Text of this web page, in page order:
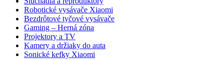
Robotické vysávače Xiaomi
Bezdrôtové tyčové vysávače
Gaming – Herná zóna
Projektory a TV
Kamery a držiaky do auta
Sonické kefky Xiaomi